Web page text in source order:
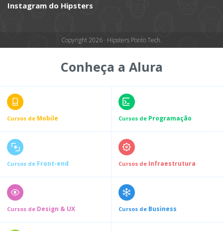
Instagram do Hipsters
Copyright 2026 · Hipsters Ponto Tech.
Conheça a Alura
Cursos de Mobile Cursos de Programação
Cursos de Front-end Cursos de Infraestrutura
Cursos de Design & UX Cursos de Business